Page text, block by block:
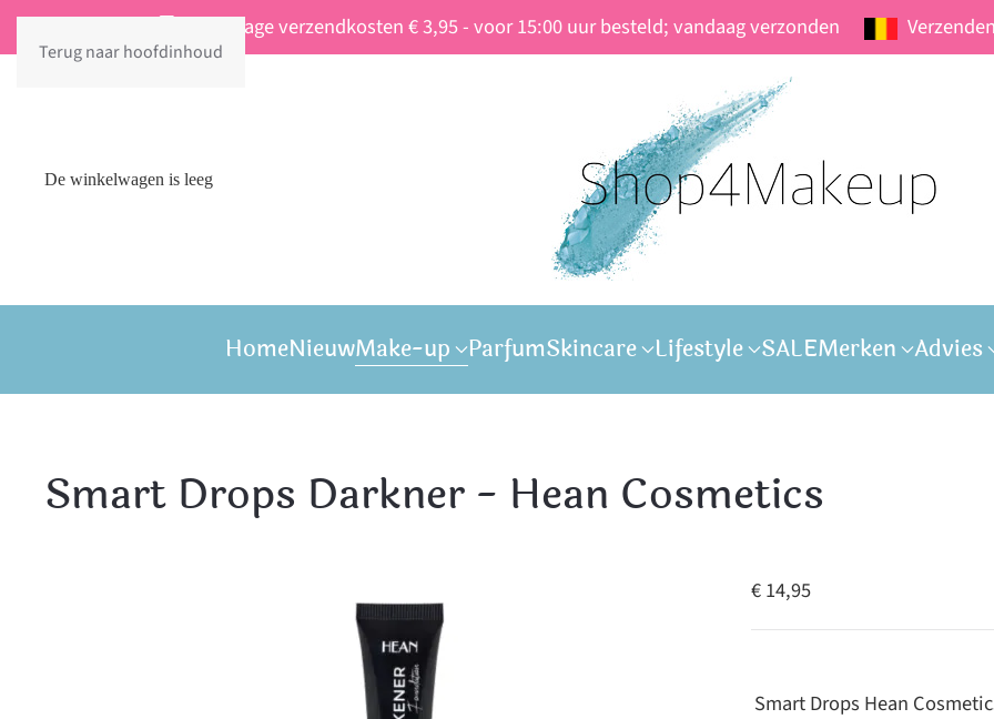
Terug naar hoofdinhoud
Vaste lage verzendkosten € 3,95 - voor 15:00 uur besteld; vandaag verzonden
De winkelwagen is leeg
HomeNieuwMake-up ParfumSkincare Lifestyle SALEMerken Advies
Smart Drops Darkner - Hean Cosmetics
€ 14,95
Smart Drops Hean